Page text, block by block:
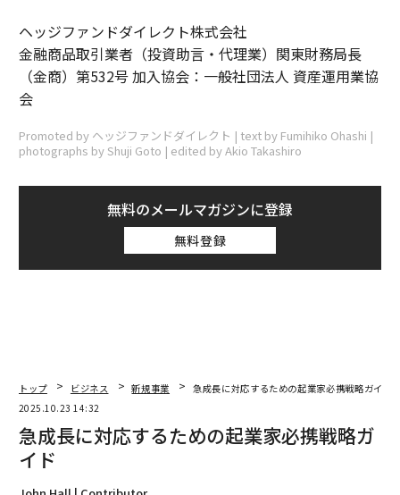
ヘッジファンドダイレクト株式会社
金融商品取引業者（投資助言・代理業）関東財務局長
（金商）第532号 加入協会：一般社団法人 資産運用業協
会
Promoted by ヘッジファンドダイレクト | text by Fumihiko Ohashi |
photographs by Shuji Goto | edited by Akio Takashiro
無料のメールマガジンに登録
無料登録
トップ ビジネス 新規事業
急成長に対応するための起業家必携戦略ガイド
2025.10.23 14:32
急成長に対応するための起業家必携戦略ガ
イド